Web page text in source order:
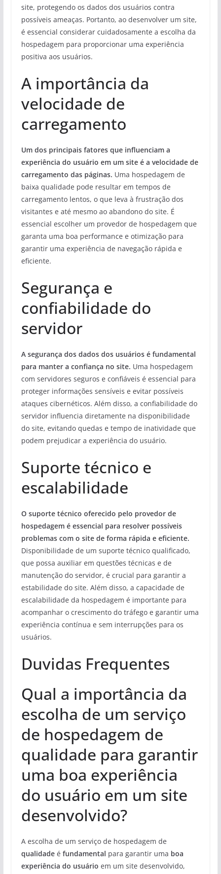
site, protegendo os dados dos usuários contra
possíveis ameaças. Portanto, ao desenvolver um site,
é essencial considerar cuidadosamente a escolha da
hospedagem para proporcionar uma experiência
positiva aos usuários.
A importância da
velocidade de
carregamento
Um dos principais fatores que influenciam a
experiência do usuário em um site é a velocidade de
carregamento das páginas. Uma hospedagem de
baixa qualidade pode resultar em tempos de
carregamento lentos, o que leva à frustração dos
visitantes e até mesmo ao abandono do site. É
essencial escolher um provedor de hospedagem que
garanta uma boa performance e otimização para
garantir uma experiência de navegação rápida e
eficiente.
Segurança e
confiabilidade do
servidor
A segurança dos dados dos usuários é fundamental
para manter a confiança no site. Uma hospedagem
com servidores seguros e confiáveis é essencial para
proteger informações sensíveis e evitar possíveis
ataques cibernéticos. Além disso, a confiabilidade do
servidor influencia diretamente na disponibilidade
do site, evitando quedas e tempo de inatividade que
podem prejudicar a experiência do usuário.
Suporte técnico e
escalabilidade
O suporte técnico oferecido pelo provedor de
hospedagem é essencial para resolver possíveis
problemas com o site de forma rápida e eficiente.
Disponibilidade de um suporte técnico qualificado,
que possa auxiliar em questões técnicas e de
manutenção do servidor, é crucial para garantir a
estabilidade do site. Além disso, a capacidade de
escalabilidade da hospedagem é importante para
acompanhar o crescimento do tráfego e garantir uma
experiência contínua e sem interrupções para os
usuários.
Duvidas Frequentes
Qual a importância da
escolha de um serviço
de hospedagem de
qualidade para garantir
uma boa experiência
do usuário em um site
desenvolvido?
A escolha de um serviço de hospedagem de
qualidadeé fundamental para garantir uma boa
experiência do usuário em um site desenvolvido,